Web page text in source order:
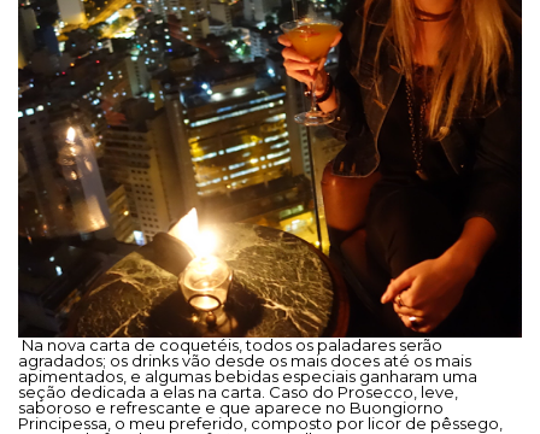
Na nova carta de coquetéis, todos os paladares serão
agradados; os drinks vão desde os mais doces até os mais
apimentados, e algumas bebidas especiais ganharam uma
seção dedicada a elas na carta. Caso do Prosecco, leve,
saboroso e refrescante e que aparece no Buongiorno
Principessa, o meu preferido, composto por licor de pêssego,